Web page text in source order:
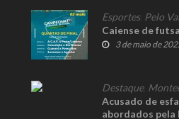
Esportes, Pelo
Caiense de
3 de maio de
Destaque,
Acusado de
abordados pela